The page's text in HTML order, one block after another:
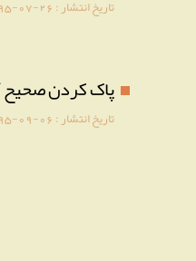
تاریخ انتشار :07-26
پاک کردن
تاریخ انتشار :09-06